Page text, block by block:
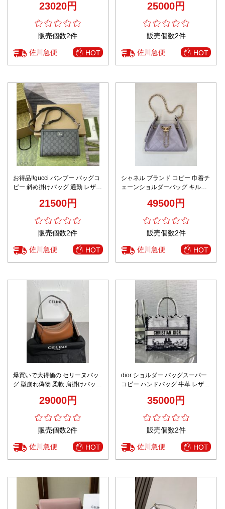
23020円
販売個数2件
佐川急便 HOT
25000円
販売個数2件
佐川急便 HOT
お得品‼gucci バンブー バッグコ
ピー 斜め掛けバッグ 通勤 レザー
21500円
販売個数2件
佐川急便 HOT
シャネル ブランド コピー 巾着チ
ェーンショルダーバッグ キルテ
49500円
販売個数2件
佐川急便 HOT
爆買いで大得価の セリーヌバッ
グ 型崩れ偽物 柔軟 肩掛けバッグ
ース ブラウン29000円
販売個数2件
佐川急便 HOT
dior ショルダー バッグスーパー
コピー ハンドバッグ 牛革 レザー
35000円
販売個数2件
佐川急便 HOT